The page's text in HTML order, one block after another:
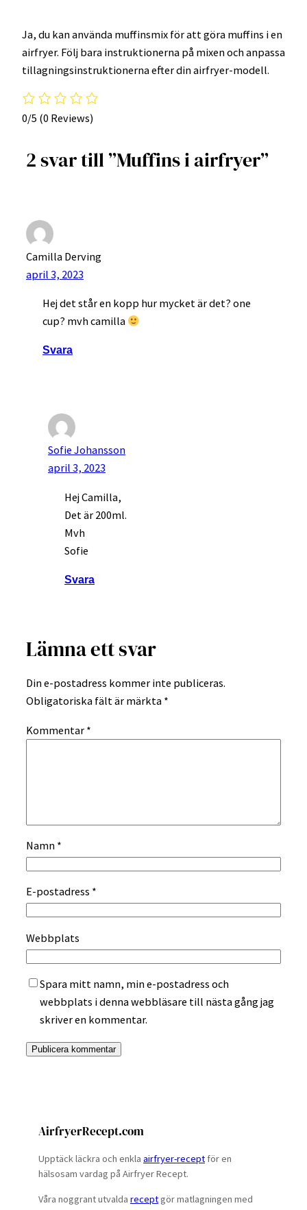
Ja, du kan använda muffinsmix för att göra muffins i en
airfryer. Följ bara instruktionerna på mixen och anpassa
tillagningsinstruktionerna efter din airfryer-modell.
0/5 (0 Reviews)
2 svar till ”Muffins i airfryer”
Camilla Derving
april 3, 2023
Hej det står en kopp hur mycket är det? one
cup? mvh camilla
Svara
Sofie Johansson
april 3, 2023
Hej Camilla,
Det är 200ml.
Mvh
Sofie
Svara
Lämna ett svar
Din e-postadress kommer inte publiceras.
Obligatoriska fält är märkta *
Kommentar *
Namn *
E-postadress *
Webbplats
Spara mitt namn, min e-postadress och
webbplats i denna webbläsare till nästa gång jag
skriver en kommentar.
AirfryerRecept.com
Upptäck läckra och enkla airfryer-recept för en
hälsosam vardag på Airfryer Recept.
Våra noggrant utvalda receptgör matlagningen med